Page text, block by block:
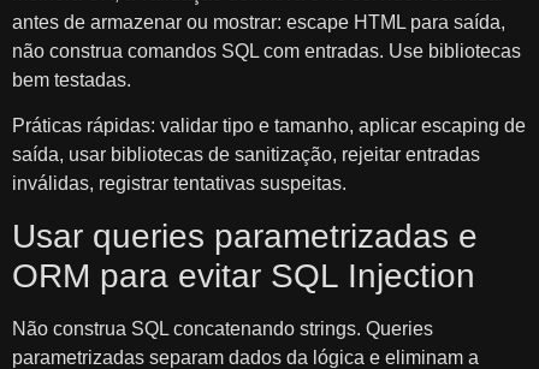
antes de armazenar ou mostrar: escape HTML para saída,
não construa comandos SQL com entradas. Use bibliotecas
bem testadas.
Práticas rápidas: validar tipo e tamanho, aplicar escaping de
saída, usar bibliotecas de sanitização, rejeitar entradas
inválidas, registrar tentativas suspeitas.
Usar queries parametrizadas e
ORM para evitar SQL Injection
Não construa SQL concatenando strings. Queries
parametrizadas separam dados da lógica e eliminam a